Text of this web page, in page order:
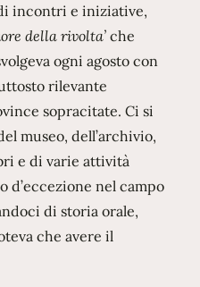
incontri e iniziative,
della rivolta’ che
ogni agosto con
rilevante
sopracitate. Ci si
museo, dell’archivio,
e di varie attività
d’eccezione nel campo
di storia orale,
che avere il